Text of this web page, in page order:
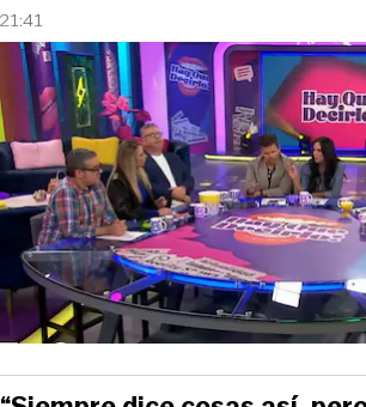
21:41